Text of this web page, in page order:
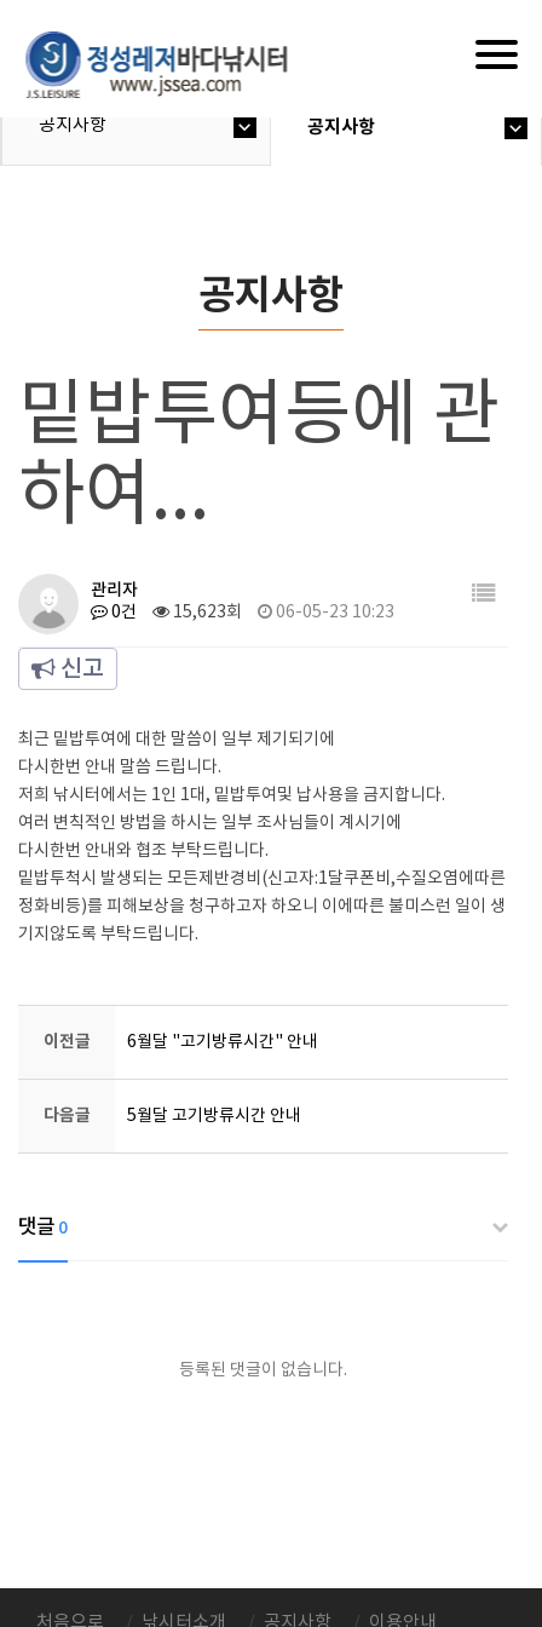
공지사항 공지사항
공지사항
밑밥투여등에 관
하여...
관리자
0건 15,623회 06-05-23 10:23
신고
최근 밑밥투여에 대한 말씀이 일부 제기되기에
다시한번 안내 말씀 드립니다.
저희 낚시터에서는 1인 1대, 밑밥투여및 납사용을 금지합니다.
여러 변칙적인 방법을 하시는 일부 조사님들이 계시기에
다시한번 안내와 협조 부탁드립니다.
밑밥투척시 발생되는 모든제반경비(신고자:1달쿠폰비,수질오염에따른
정화비등)를 피해보상을 청구하고자 하오니 이에따른 불미스런 일이 생
기지않도록 부탁드립니다.
이전글 6월달 "고기방류시간" 안내
다음글 5월달 고기방류시간 안내
댓글 0
등록된 댓글이 없습니다.
처음으로 낚시터소개 공지사항 이용안내